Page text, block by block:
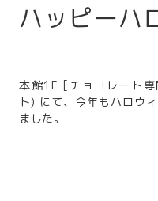
ハッピーハ
本館1F [チョコレート専
ト) にて、今年もハロウ
ました。